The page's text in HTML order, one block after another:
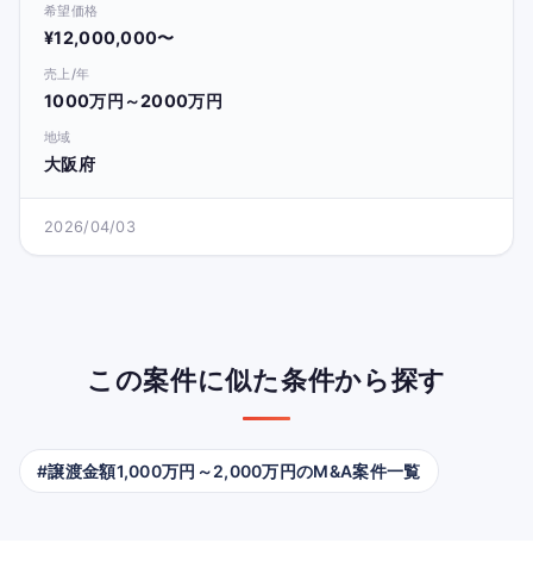
希望価格
¥12,000,000〜
売上/年
1000万円～2000万円
地域
大阪府
2026/04/03
この案件に似た条件から探す
#譲渡金額1,000万円～2,000万円のM&A案件一覧